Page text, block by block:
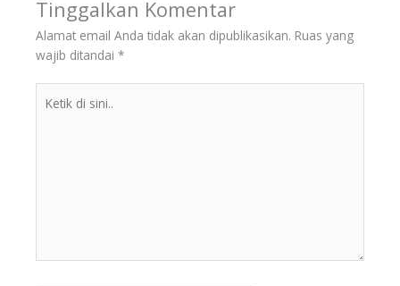
Tinggalkan Komentar
Alamat email Anda tidak akan dipublikasikan. Ruas yang
wajib ditandai *